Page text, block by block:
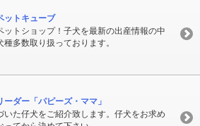
トキューブ
トショップ！子犬を最新の出産情報の中
多数取り扱っております。
ダー「パピーズ・ママ」
いた仔犬をご紹介致します。仔犬をお求め